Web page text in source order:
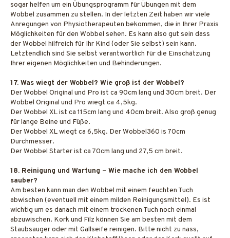
sogar helfen um ein Übungsprogramm für Übungen mit dem
Wobbel zusammen zu stellen. In der letzten Zeit haben wir viele
Anregungen von Physiotherapeuten bekommen, die in Ihrer Praxis
Möglichkeiten für den Wobbel sehen. Es kann also gut sein dass
der Wobbel hilfreich für Ihr Kind (oder Sie selbst) sein kann.
Letztendlich sind Sie selbst verantwortlich für die Einschätzung
Ihrer eigenen Möglichkeiten und Behinderungen.
17. Was wiegt der Wobbel? Wie groß ist der Wobbel?
Der Wobbel Original und Pro ist ca 90cm lang und 30cm breit. Der
Wobbel Original und Pro wiegt ca 4,5kg.
Der Wobbel XL ist ca 115cm lang und 40cm breit. Also groß genug
für lange Beine und Füße.
Der Wobbel XL wiegt ca 6,5kg. Der Wobbel360 is 70cm
Durchmesser.
Der Wobbel Starter ist ca 70cm lang und 27,5 cm breit.
18. Reinigung und Wartung – Wie mache ich den Wobbel
sauber?
Am besten kann man den Wobbel mit einem feuchten Tuch
abwischen (eventuell mit einem milden Reinigungsmittel). Es ist
wichtig um es danach mit einem trockenen Tuch noch einmal
abzuwischen. Kork und Filz können Sie am besten mit dem
Staubsauger oder mit Gallseife reinigen. Bitte nicht zu nass,